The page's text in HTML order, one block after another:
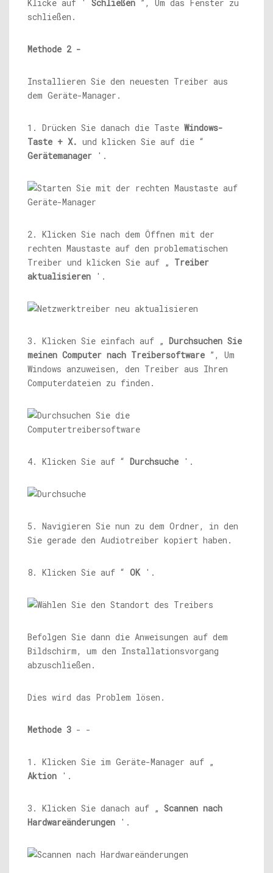
Klicke auf ' Schließen ”, Um das Fenster zu
schließen.
Methode 2 -
Installieren Sie den neuesten Treiber aus
dem Geräte-Manager.
1. Drücken Sie danach die Taste Windows-
Taste + X. und klicken Sie auf die “
Gerätemanager '.
2. Klicken Sie nach dem Öffnen mit der
rechten Maustaste auf den problematischen
Treiber und klicken Sie auf „ Treiber
aktualisieren '.
3. Klicken Sie einfach auf „ Durchsuchen Sie
meinen Computer nach Treibersoftware ”, Um
Windows anzuweisen, den Treiber aus Ihren
Computerdateien zu finden.
4. Klicken Sie auf “ Durchsuche '.
5. Navigieren Sie nun zu dem Ordner, in den
Sie gerade den Audiotreiber kopiert haben.
8. Klicken Sie auf “ OK'.
Befolgen Sie dann die Anweisungen auf dem
Bildschirm, um den Installationsvorgang
abzuschließen.
Dies wird das Problem lösen.
Methode 3 - -
1. Klicken Sie im Geräte-Manager auf „
Aktion '.
3. Klicken Sie danach auf „ Scannen nach
Hardwareänderungen '.